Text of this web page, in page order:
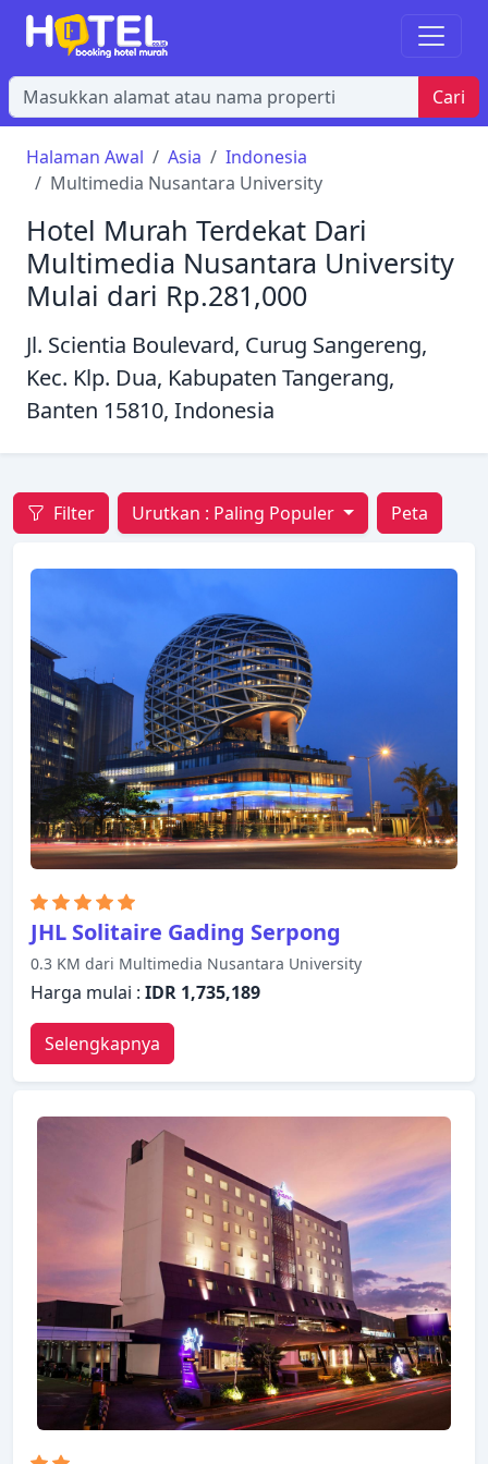
Cari
Halaman Awal Asia
Indonesia
Multimedia Nusantara University
Hotel Murah Terdekat Dari
Multimedia Nusantara University
Mulai dari Rp.281,000
Jl. Scientia Boulevard, Curug Sangereng,
Kec. Klp. Dua, Kabupaten Tangerang,
Banten 15810, Indonesia
Filter Urutkan : Paling Populer Peta
JHL Solitaire Gading Serpong
0.3 KM dari Multimedia Nusantara University
Harga mulai : IDR 1,735,189
Selengkapnya